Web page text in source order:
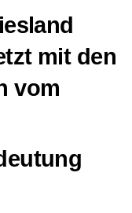
mit den
vom